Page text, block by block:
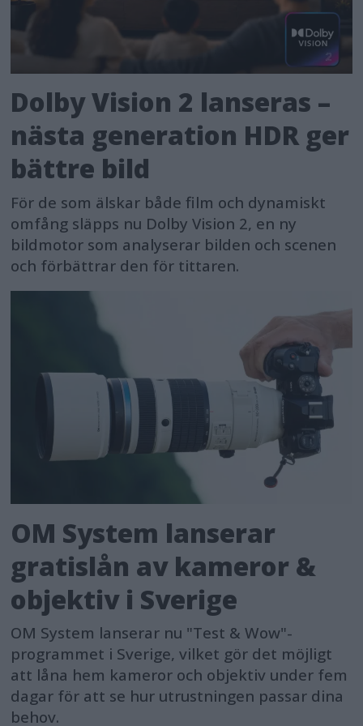
Dolby Vision 2 lanseras –
nästa generation HDR ger
bättre bild
För de som älskar både film och dynamiskt
omfång släpps nu Dolby Vision 2, en ny
bildmotor som analyserar bilden och scenen
och förbättrar den för tittaren.
OM System lanserar
gratislån av kameror &
objektiv i Sverige
OM System lanserar nu "Test & Wow"-
programmet i Sverige, vilket gör det möjligt
att låna hem kameror och objektiv under fem
dagar för att se hur utrustningen passar dina
behov.